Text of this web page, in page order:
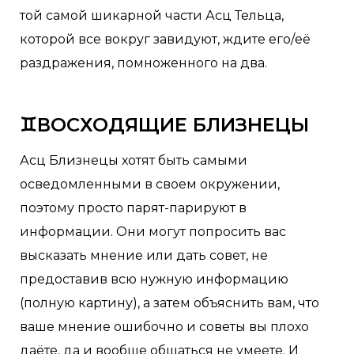
той самой шикарной части Асц Тельца,
которой все вокруг завидуют, ждите его/её
раздражения, помноженного на два.
♊ВОСХОДЯЩИЕ БЛИЗНЕЦЫ
Асц Близнецы хотят быть самыми
осведомленными в своем окружении,
поэтому просто парят-парируют в
информации. Они могут попросить вас
высказать мнение или дать совет, не
предоставив всю нужную информацию
(полную картину), а затем объяснить вам, что
ваше мнение ошибочно и советы вы плохо
даёте, да и вообще общаться не умеете. И